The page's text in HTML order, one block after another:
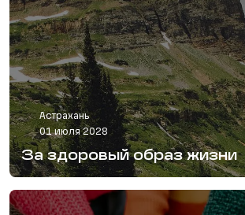
Астрахань
01 июля 2028
За здоровый образ жизни